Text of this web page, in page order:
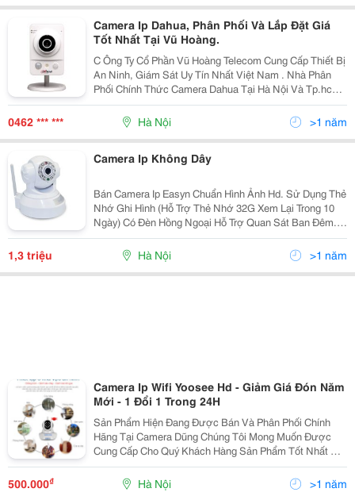
Camera Ip Dahua, Phân Phối Và Lắp Đặt Giá
Tốt Nhất Tại Vũ Hoàng.
C Ông Ty Cổ Phần Vũ Hoàng Telecom Cung Cấp Thiết Bị
An Ninh, Giám Sát Uy Tín Nhất Việt Nam . Nhà Phân
Phối Chính Thức Camera Dahua Tại Hà Nội Và Tp.hcm.
-Hotline : 0989 067 969 (Ms. Linh). Hà Nội Gọi 0989 067
969 - 04 6256 1111-
0462 *** *** Hà Nội >1 năm
Camera Ip Không Dây
Bán Camera Ip Easyn Chuẩn Hình Ảnh Hd. Sử Dụng Thẻ
Nhớ Ghi Hình (Hỗ Trợ Thẻ Nhớ 32G Xem Lại Trong 10
Ngày) Có Đèn Hồng Ngoại Hỗ Trợ Quan Sát Ban Đêm.
Quan Sát Hình Ảnh Ở Bất Kỳ Đâu Có Internet, Xem
1,3 triệu Hà Nội >1 năm
Camera Ip Wifi Yoosee Hd - Giảm Giá Đón Năm
Mới - 1 Đổi 1 Trong 24H
Sản Phẩm Hiện Đang Được Bán Và Phân Phối Chính
Hãng Tại Camera Dũng Chúng Tôi Mong Muốn Được
Cung Cấp Cho Quý Khách Hàng Sản Phẩm Tốt Nhất Với
Giá Hợp Lý Và Chế Độ Hậu Mãi Tốt Nhất. Để Tham
Khảo Và Mua Hàng Trực Tiếp, Quý Khách Có Thể Qua
500.000₫ Hà Nội >1 năm